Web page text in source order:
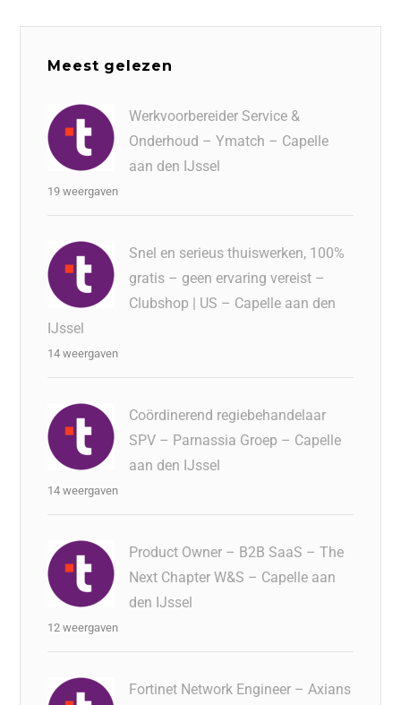
Meest gelezen
Werkvoorbereider Service &
Onderhoud – Ymatch – Capelle
aan den IJssel
19 weergaven
Snel en serieus thuiswerken, 100%
gratis – geen ervaring vereist –
Clubshop | US – Capelle aan den
IJssel
14 weergaven
Coördinerend regiebehandelaar
SPV – Parnassia Groep – Capelle
aan den IJssel
14 weergaven
Product Owner – B2B SaaS – The
Next Chapter W&S – Capelle aan
den IJssel
12 weergaven
Fortinet Network Engineer – Axians